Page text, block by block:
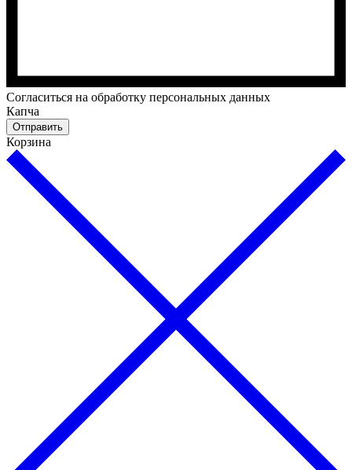
Cогласиться на обработку персональных данных
Капча
Отправить
Корзина